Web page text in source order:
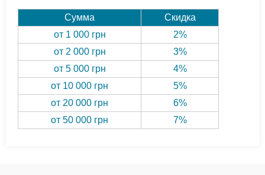
Сумма
Скидка
от 1 000 грн
2%
от 2 000 грн
3%
от 5 000 грн
4%
от 10 000 грн
5%
от 20 000 грн
6%
от 50 000 грн
7%